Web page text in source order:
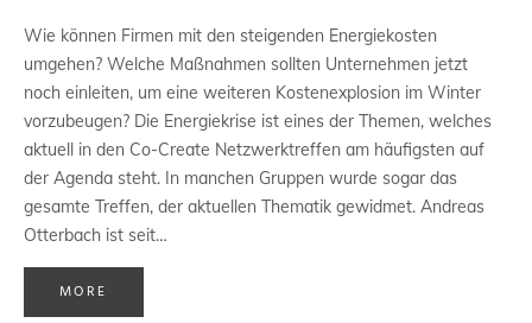
Wie können Firmen mit den steigenden Energiekosten
umgehen? Welche Maßnahmen sollten Unternehmen jetzt
noch einleiten, um eine weiteren Kostenexplosion im Winter
vorzubeugen? Die Energiekrise ist eines der Themen, welches
aktuell in den Co-Create Netzwerktreffen am häufigsten auf
der Agenda steht. In manchen Gruppen wurde sogar das
gesamte Treffen, der aktuellen Thematik gewidmet. Andreas
Otterbach ist seit…
MORE